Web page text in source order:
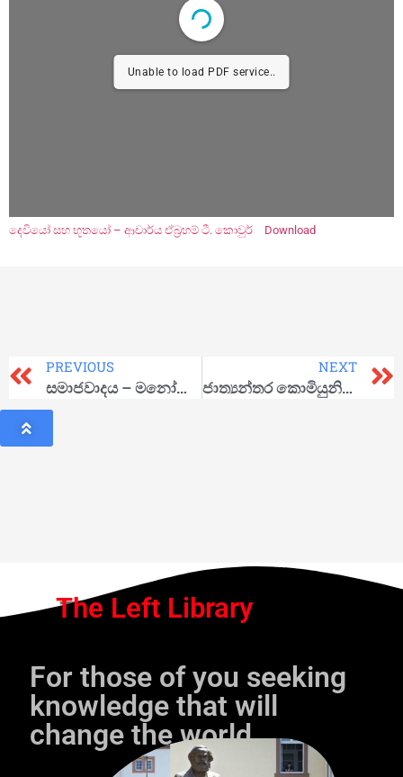
Unable to load PDF service..
දෙවියෝ සහ භූතයෝ – ආචාර්ය ඒබ්‍රහම් ටී. කොවුර් Download
PREVIOUS
සමාජවාදය – මනෝරාජ්‍යයෙන් විද්‍යාව දක්වා සංවර්ධනය වීම
NEXT
ජාත්‍යන්තර කොමියුනිස්ට්වාදියා
The Left Library
For those of you seeking
knowledge that will
change the world